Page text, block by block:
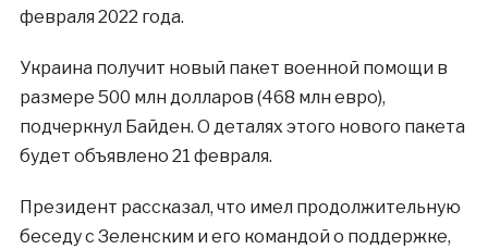
февраля 2022 года.
Украина получит новый пакет военной помощи в
размере 500 млн долларов (468 млн евро),
подчеркнул Байден. О деталях этого нового пакета
будет объявлено 21 февраля.
Президент рассказал, что имел продолжительную
беседу с Зеленским и его командой о поддержке,